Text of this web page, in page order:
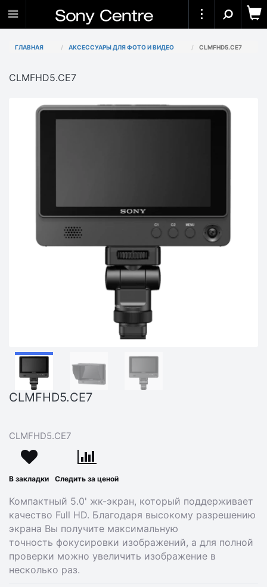
ГЛАВНАЯ АКСЕССУАРЫ ДЛЯ ФОТО И ВИДЕО CLMFHD5.CE7
CLMFHD5.CE7
CLMFHD5.CE7
CLMFHD5.CE7
В закладки Следить за ценой
Компактный 5.0' жк-экран, который поддерживает
качество Full HD. Благодаря высокому разрешению
экрана Вы получите максимальную
точность фокусировки изображений, а для полной
проверки можно увеличить изображение в
несколько раз.